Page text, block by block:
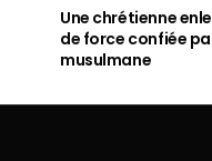
Une chrétienne
de force confiée
musulmane